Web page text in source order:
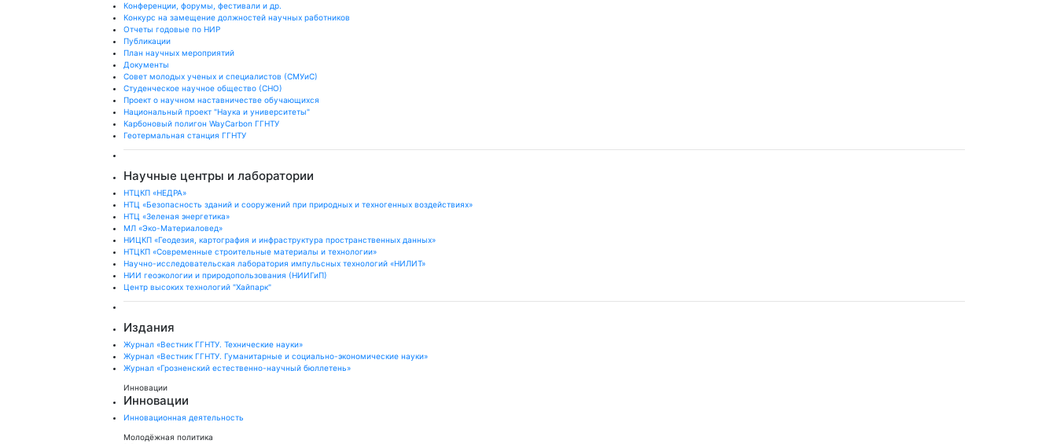
Конференции, форумы, фестивали и др.
Конкурс на замещение должностей научных работников
Отчеты годовые по НИР
Публикации
План научныx мероприятий
Документы
Совет молодых ученых и специалистов (СМУиС)
Студенческое научное общество (СНО)
Проект о научном наставничестве обучающихся
Национальный проект "Наука и университеты"
Карбоновый полигон WayCarbon ГГНТУ
Геотермальная станция ГГНТУ
Научные центры и лаборатории
НТЦКП «НЕДРА»
НТЦ «Безопасность зданий и сооружений при природных и техногенных воздействиях»
НТЦ «Зеленая энергетика»
МЛ «Эко-Материаловед»
НИЦКП «Геодезия, картография и инфраструктура пространственных данных»
НТЦКП «Современные строительные материалы и технологии»
Научно-исследовательская лаборатория импульсных технологий «НИЛИТ»
НИИ геоэкологии и природопользования (НИИГиП)
Центр высоких технологий "Хайпарк"
Издания
Журнал «Вестник ГГНТУ. Технические науки»
Журнал «Вестник ГГНТУ. Гуманитарные и социально-экономические науки»
Журнал «Грозненский естественно-научный бюллетень»
Инновации
Инновации
Инновационная деятельность
Молодёжная политика